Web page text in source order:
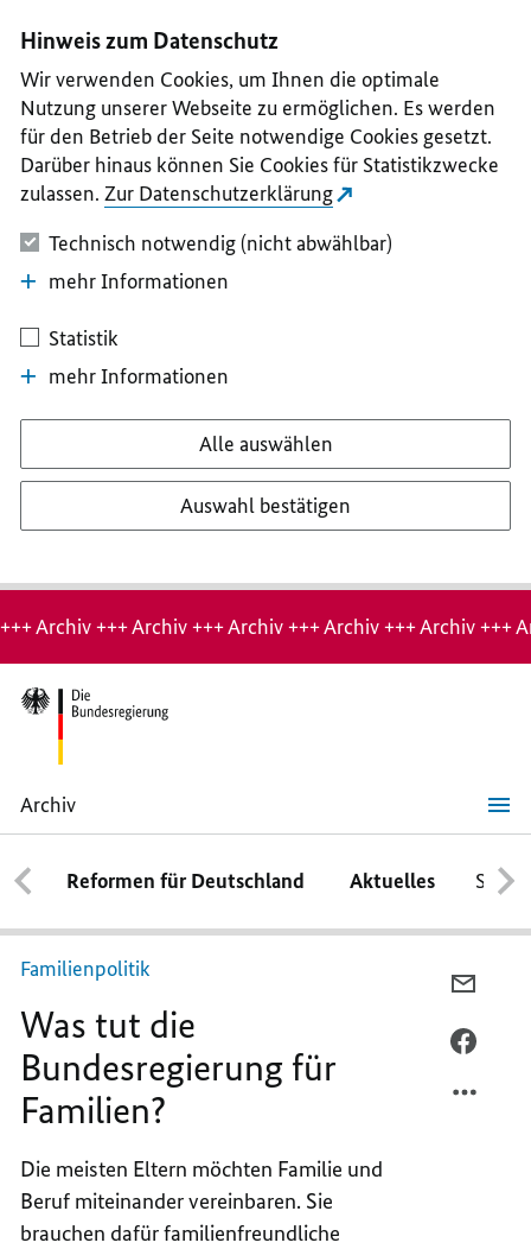
II
III
IV
V
Hinweis zum Datenschutz
Wir verwenden Cookies, um Ihnen die optimale
Nutzung unserer Webseite zu ermöglichen. Es werden
für den Betrieb der Seite notwendige Cookies gesetzt.
Darüber hinaus können Sie Cookies für Statistikzwecke
zulassen. Zur Datenschutzerklärung
Technisch notwendig (nicht abwählbar)
mehr Informationen
Statistik
mehr Informationen
Alle auswählen
Auswahl bestätigen
Hinweis:
Archiv-
Seite
+++ Archiv +++ Archiv +++ Archiv +++ Archiv +++ Archiv +++
Archiv
Was
tut
die
Bundesregierung
für
Familien?
Reformen für Deutschland Aktuelles
Familienpolitik
Was tut die
Bundesregierung für
Familien?
Die meisten Eltern möchten Familie und
Beruf miteinander vereinbaren. Sie
brauchen dafür familienfreundliche